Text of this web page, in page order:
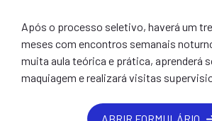
Após o processo seletivo, haverá um
meses com encontros semanais
muita aula teórica e prática, aprenderá
maquiagem e realizará visitas